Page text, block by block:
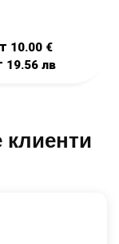
10.00 €
19.56лв
клиенти